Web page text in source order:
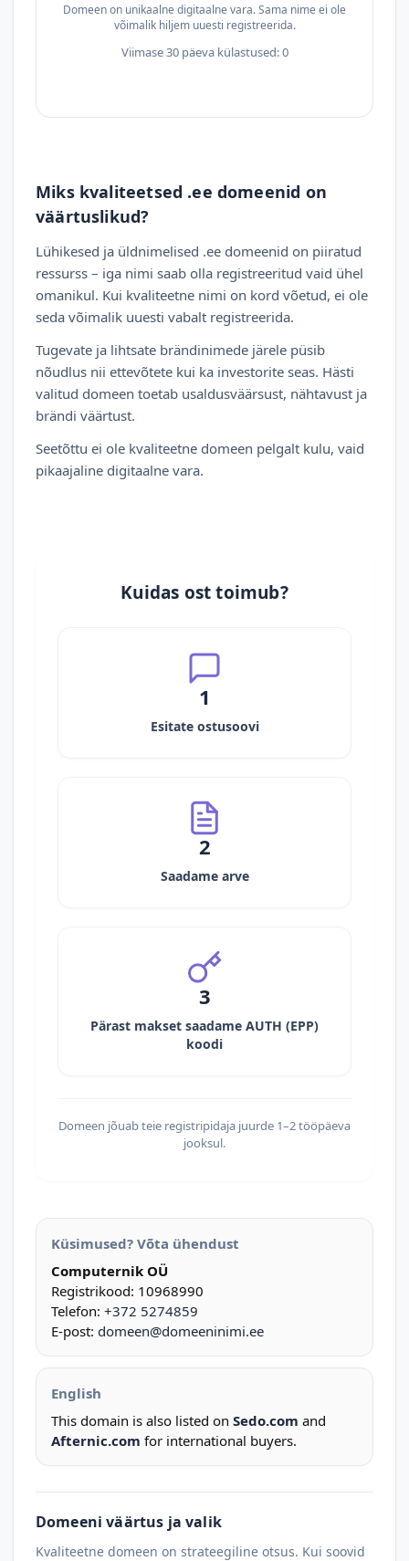
Domeen on unikaalne digitaalne vara. Sama nime ei ole
võimalik hiljem uuesti registreerida.
Viimase 30 päeva külastused: 0
Miks kvaliteetsed .ee domeenid on
väärtuslikud?
Lühikesed ja üldnimelised .ee domeenid on piiratud
ressurss – iga nimi saab olla registreeritud vaid ühel
omanikul. Kui kvaliteetne nimi on kord võetud, ei ole
seda võimalik uuesti vabalt registreerida.
Tugevate ja lihtsate brändinimede järele püsib
nõudlus nii ettevõtete kui ka investorite seas. Hästi
valitud domeen toetab usaldusväärsust, nähtavust ja
brändi väärtust.
Seetõttu ei ole kvaliteetne domeen pelgalt kulu, vaid
pikaajaline digitaalne vara.
Kuidas ost toimub?
1
Esitate ostusoovi
2
Saadame arve
3
Pärast makset saadame AUTH (EPP)
koodi
Domeen jõuab teie registripidaja juurde 1–2 tööpäeva
jooksul.
Küsimused? Võta ühendust
Computernik OÜ
Registrikood: 10968990
Telefon: +372 5274859
E-post: domeen@domeeninimi.ee
English
This domain is also listed on Sedo.com and
Afternic.com for international buyers.
Domeeni väärtus ja valik
Kvaliteetne domeen on strateegiline otsus. Kui soovid